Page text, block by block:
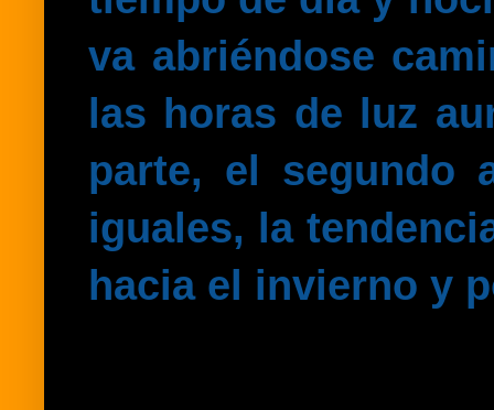
va abriéndose
las horas de luz
parte, el segundo
iguales, la
hacia el invierno y